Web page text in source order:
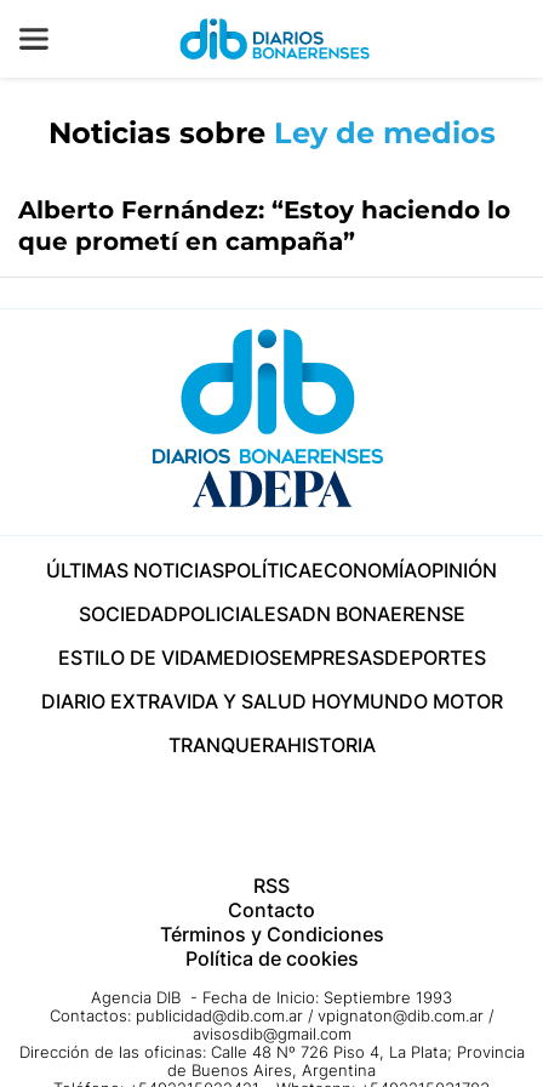
Noticias sobre Ley de medios
Alberto Fernández: “Estoy haciendo lo
que prometí en campaña”
ÚLTIMAS NOTICIASPOLÍTICAECONOMÍAOPINIÓN
SOCIEDADPOLICIALESADN BONAERENSE
ESTILO DE VIDAMEDIOSEMPRESASDEPORTES
DIARIO EXTRAVIDA Y SALUD HOYMUNDO MOTOR
TRANQUERAHISTORIA
RSS
Contacto
Términos y Condiciones
Política de cookies
Agencia DIB - Fecha de Inicio: Septiembre 1993
Contactos: publicidad@dib.com.ar / vpignaton@dib.com.ar /
avisosdib@gmail.com
Dirección de las oficinas: Calle 48 Nº 726 Piso 4, La Plata; Provincia
de Buenos Aires, Argentina